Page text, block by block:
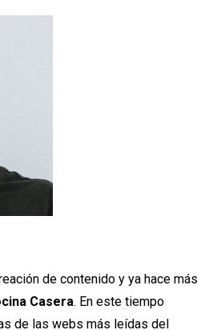
de contenido y ya hace más
Casera. En este tiempo
de las webs más leídas del